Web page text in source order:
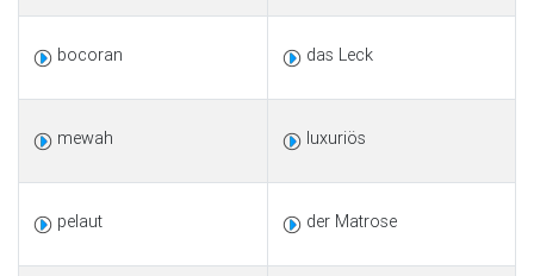
bocoran das Leck
mewah luxuriös
pelaut der Matrose